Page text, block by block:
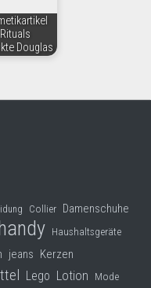
Douglas
Collier Damenschuhe
Haushaltsgeräte
jeans Kerzen
Lego Lotion Mode